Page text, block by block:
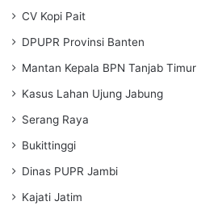
CV Kopi Pait
DPUPR Provinsi Banten
Mantan Kepala BPN Tanjab Timur
Kasus Lahan Ujung Jabung
Serang Raya
Bukittinggi
Dinas PUPR Jambi
Kajati Jatim